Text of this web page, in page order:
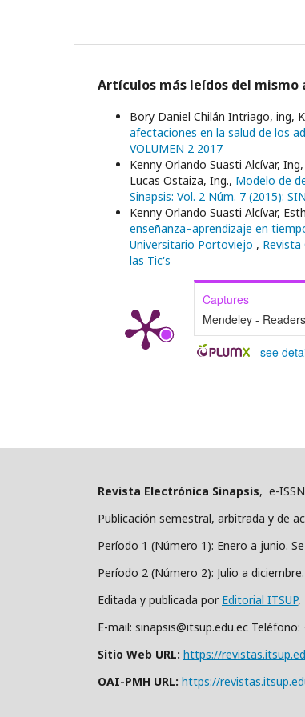
Artículos más leídos del mismo
Bory Daniel Chilán Intriago, ing,
afectaciones en la salud de los
VOLUMEN 2 2017
Kenny Orlando Suasti Alcívar,
Lucas Ostaiza, Ing., Modelo de
Sinapsis: Vol. 2 Núm. 7 (2015):
Kenny Orlando Suasti Alcívar,
enseñanza–aprendizaje en
Universitario Portoviejo , Revista
las Tic's
Captures
Mendeley -
- see
Revista Electrónica Sinapsis, e-
Publicación semestral, arbitrada y de
Período 1 (Número 1): Enero a junio.
Período 2 (Número 2): Julio a
Editada y publicada por Editorial ITSUP,
E-mail: sinapsis@itsup.edu.ec
Sitio Web URL: https://
OAI-PMH URL: https://